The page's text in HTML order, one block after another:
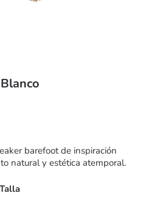
barefoot de inspiración
natural y estética atemporal.
Talla